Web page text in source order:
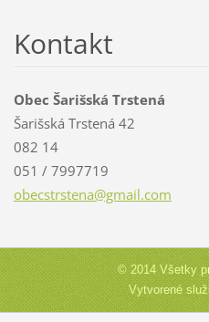
Kontakt
Obec Šarišská Trstená
Šarišská Trstená 42
082 14
051 / 7997719
obecstrstena@gmail.com
© 2014 Všetky
Vytvorené